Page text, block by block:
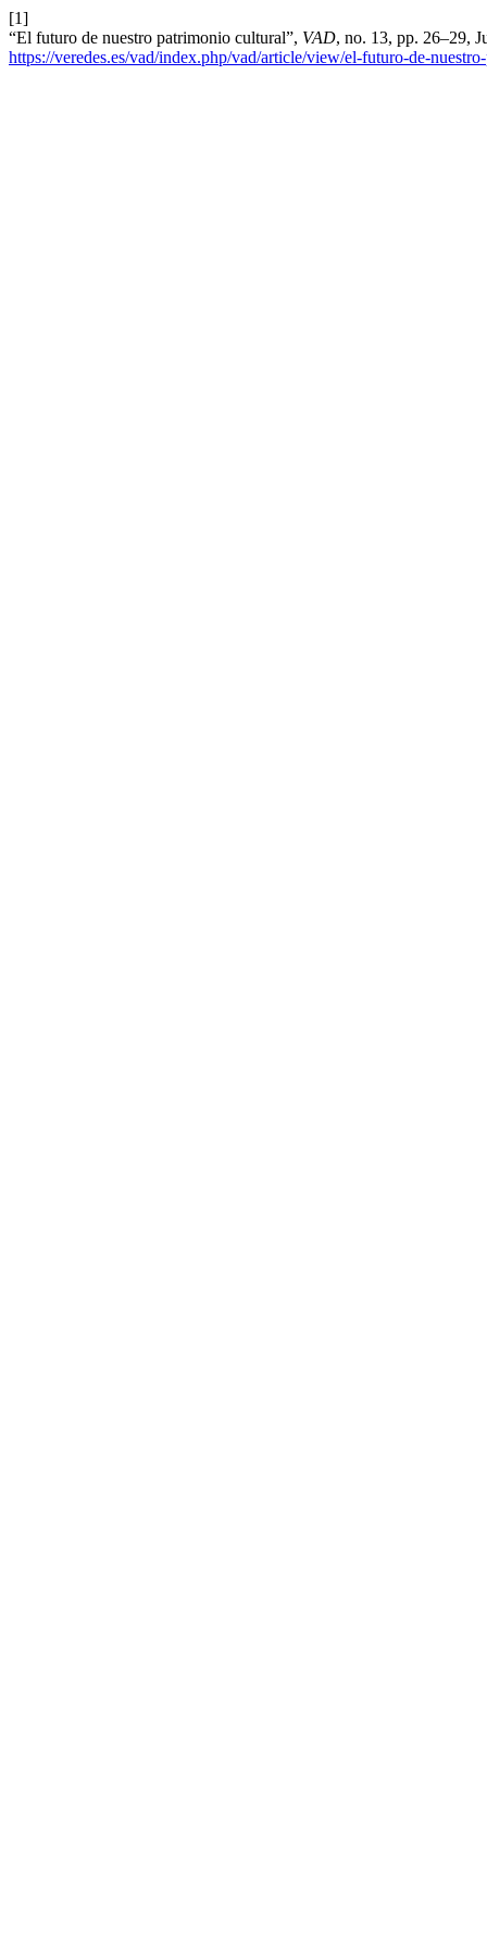
[1]
“El futuro de nuestro patrimonio cultural”, VAD, no. 13, pp. 26–29,
https://veredes.es/vad/index.php/vad/article/view/el-futuro-de-